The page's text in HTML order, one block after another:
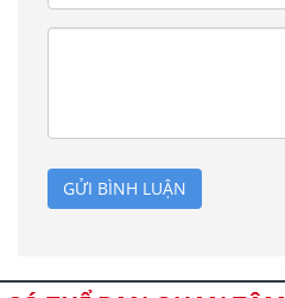
GỬI BÌNH LUẬN